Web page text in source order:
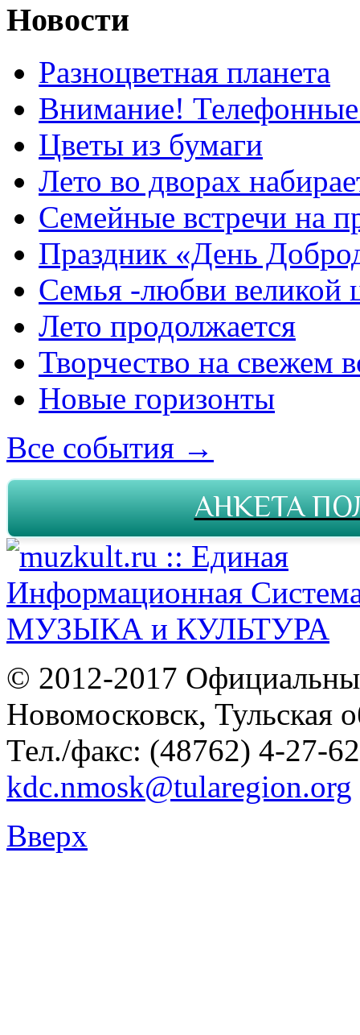
Новости
Разноцветная планета
Внимание!
Цветы из бумаги
Лето во дворах
Семейные встречи на
Праздник «День
Семья -любви великой
Лето продолжается
Творчество на свежем
Новые горизонты
Все события →
АНКЕТА
© 2012-2017
Новомосковск, Тульская
Тел./факс: (48762) 4-27-
kdc.nmosk@tularegion.org
Вверх